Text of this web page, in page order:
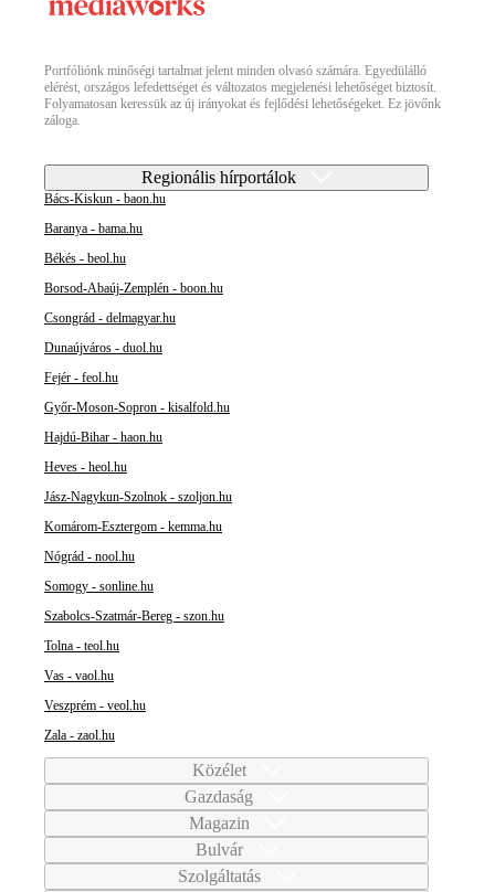
Portfóliónk minőségi tartalmat jelent minden olvasó számára. Egyedülálló
elérést, országos lefedettséget és változatos megjelenési lehetőséget biztosít.
Folyamatosan keressük az új irányokat és fejlődési lehetőségeket. Ez jövőnk
záloga.
Regionális hírportálok
Bács-Kiskun - baon.hu
Baranya - bama.hu
Békés - beol.hu
Borsod-Abaúj-Zemplén - boon.hu
Csongrád - delmagyar.hu
Dunaújváros - duol.hu
Fejér - feol.hu
Győr-Moson-Sopron - kisalfold.hu
Hajdú-Bihar - haon.hu
Heves - heol.hu
Jász-Nagykun-Szolnok - szoljon.hu
Komárom-Esztergom - kemma.hu
Nógrád - nool.hu
Somogy - sonline.hu
Szabolcs-Szatmár-Bereg - szon.hu
Tolna - teol.hu
Vas - vaol.hu
Veszprém - veol.hu
Zala - zaol.hu
Közélet
Gazdaság
Magazin
Bulvár
Szolgáltatás